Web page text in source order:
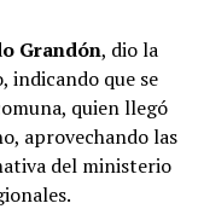
Grandón, dio la
indicando que se
quien llegó
aprovechando las
del ministerio